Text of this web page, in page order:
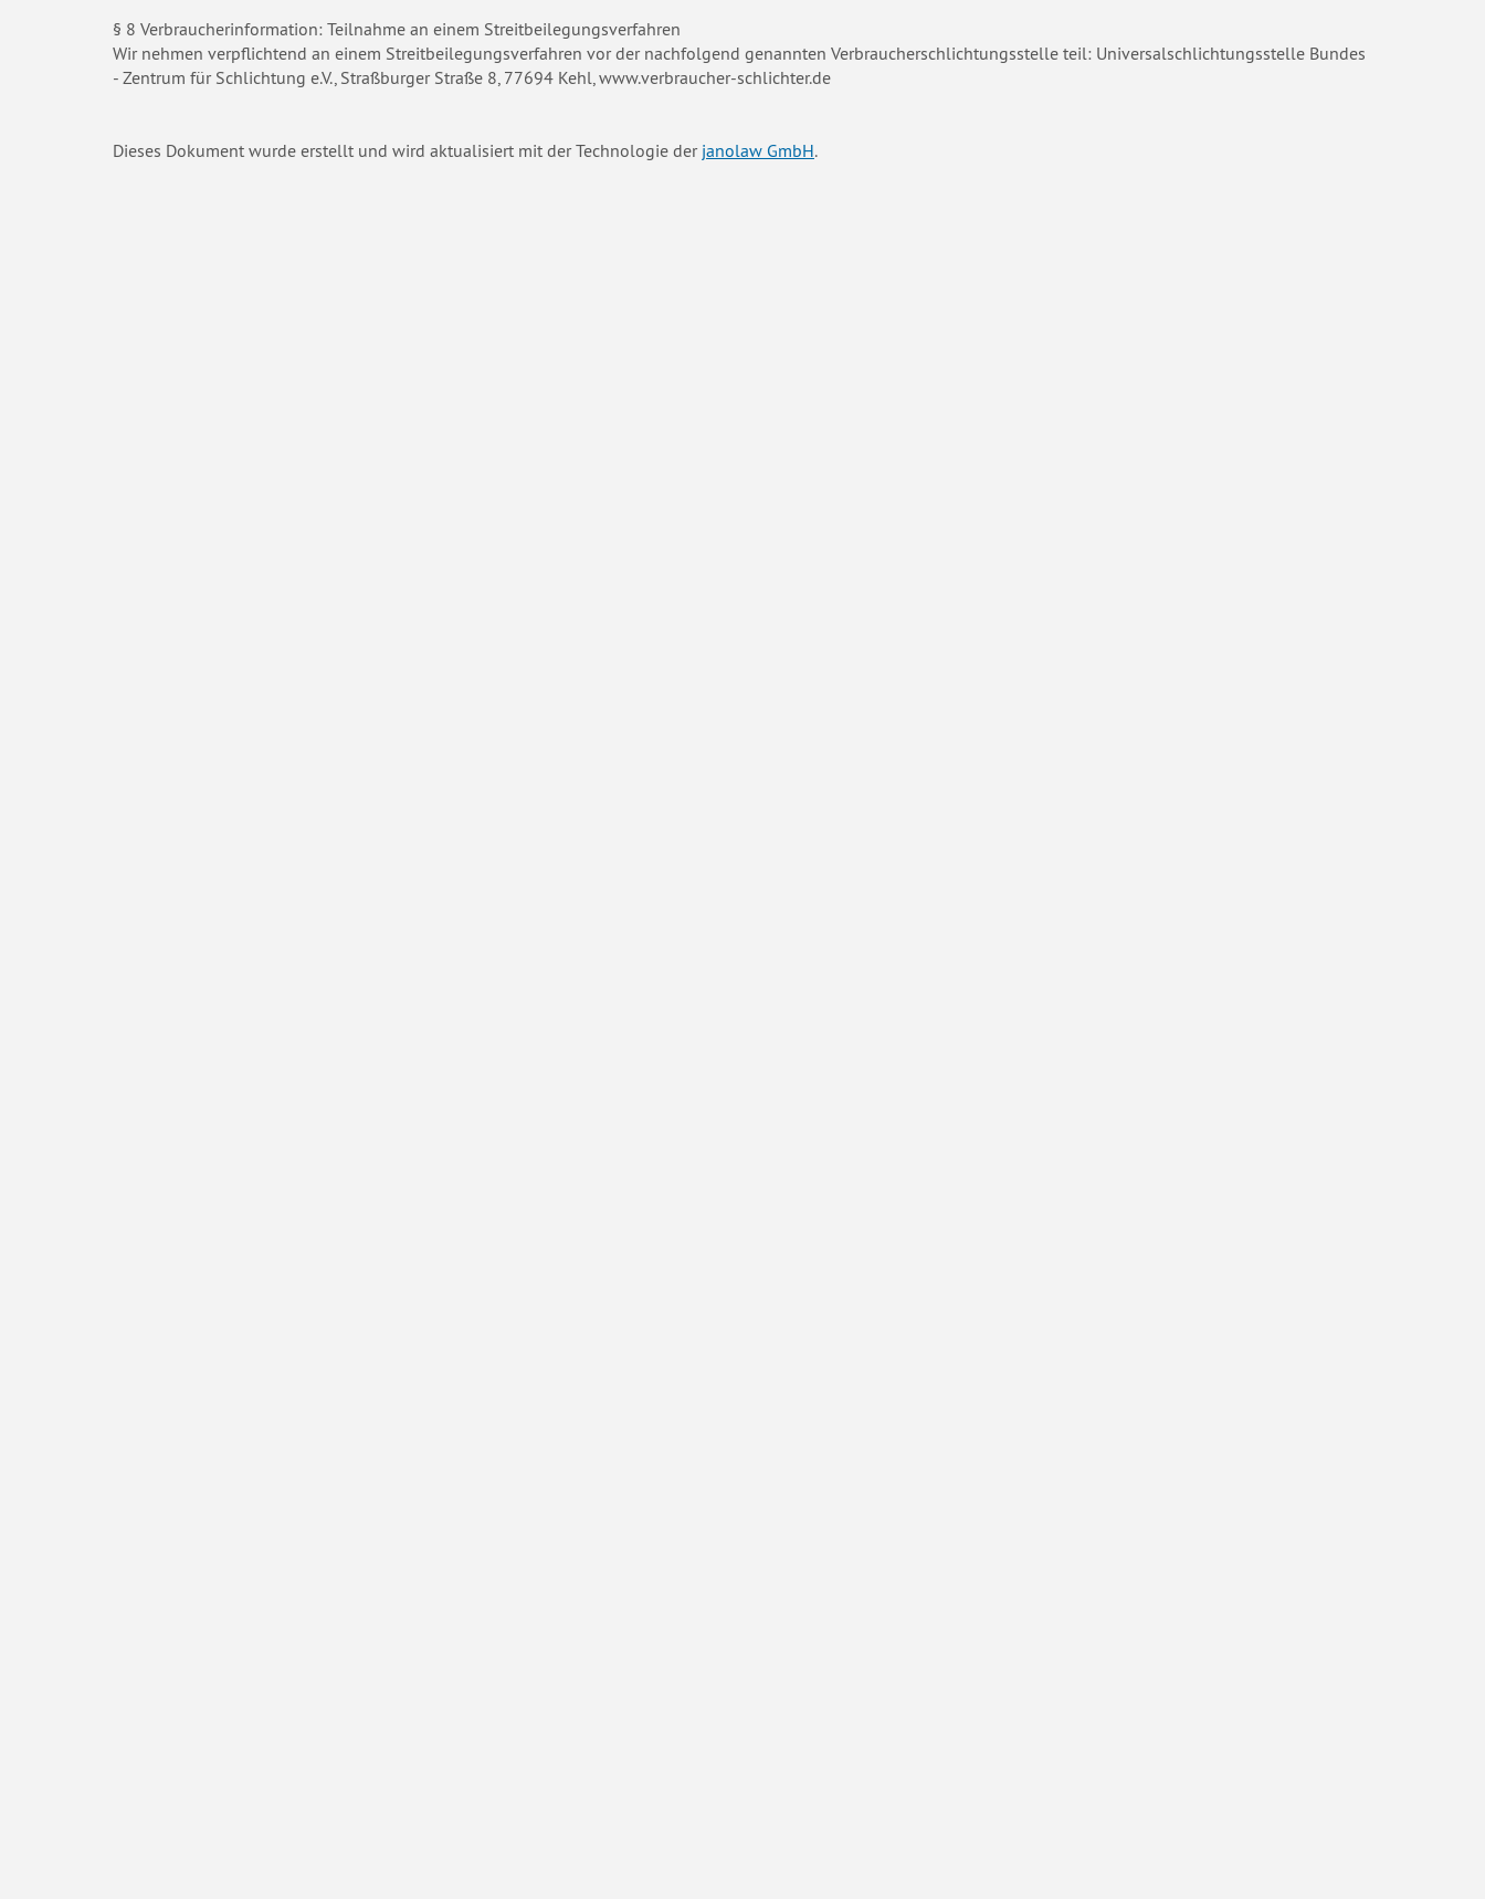
§ 8 Verbraucherinformation: Teilnahme an einem Streitbeilegungsverfahren
Wir nehmen verpflichtend an einem Streitbeilegungsverfahren vor der nachfolgend genannten Verbraucherschlichtungsstelle teil: Universalschlichtungsstelle Bundes
- Zentrum für Schlichtung e.V., Straßburger Straße 8, 77694 Kehl, www.verbraucher-schlichter.de
Dieses Dokument wurde erstellt und wird aktualisiert mit der Technologie der janolaw GmbH.